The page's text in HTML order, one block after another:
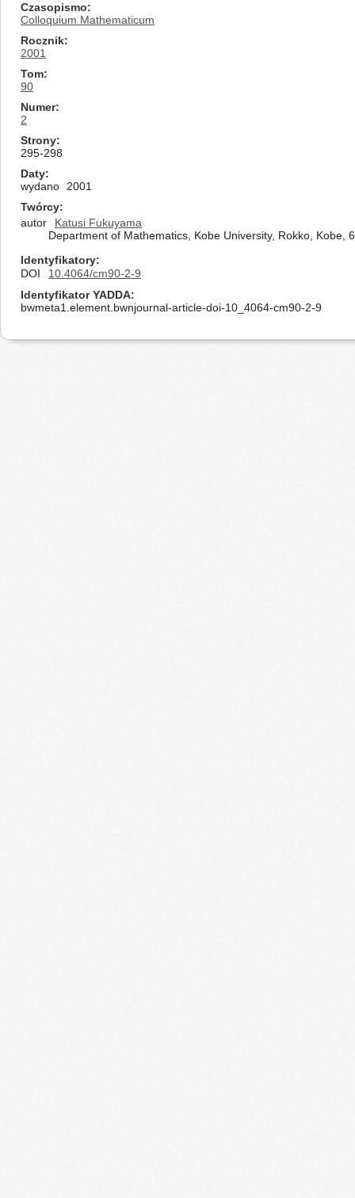
Czasopismo
Colloquium Mathematicum
Rocznik
2001
Tom
90
Numer
2
Strony
295-298
Daty
wydano
2001
Twórcy
autor
Katusi Fukuyama
Department of Mathematics, Kobe University, Rokko, Kobe,
Identyfikatory
DOI
10.4064/cm90-2-9
Identyfikator YADDA
bwmeta1.element.bwnjournal-article-doi-10_4064-cm90-2-9